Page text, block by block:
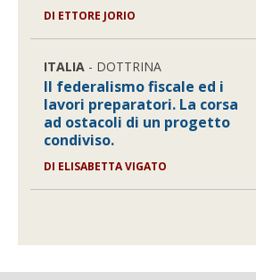
DI ETTORE JORIO
ITALIA - DOTTRINA
Il federalismo fiscale ed i
lavori preparatori. La corsa
ad ostacoli di un progetto
condiviso.
DI ELISABETTA VIGATO